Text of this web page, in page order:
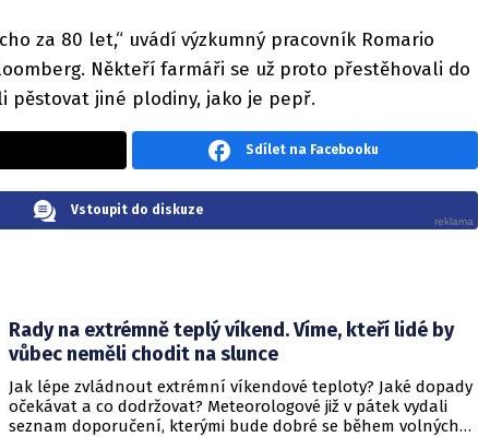
za 80 let,“ uvádí výzkumný pracovník Romario
Někteří farmáři se už proto přestěhovali do
pěstovat jiné plodiny, jako je pepř.
Sdílet na Facebooku
Vstoupit do diskuze
Rady na extrémně teplý víkend. Víme, kteří lidé by
vůbec neměli chodit na slunce
Jak lépe zvládnout extrémní víkendové teploty? Jaké dopady
očekávat a co dodržovat? Meteorologové již v pátek vydali
seznam doporučení, kterými bude dobré se během volných